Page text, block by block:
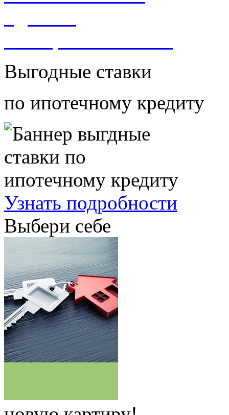
Выгодные ставки
по ипотечному кредиту
Узнать подробности
Выбери себе